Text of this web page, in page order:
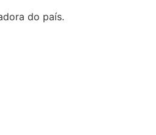
do país.